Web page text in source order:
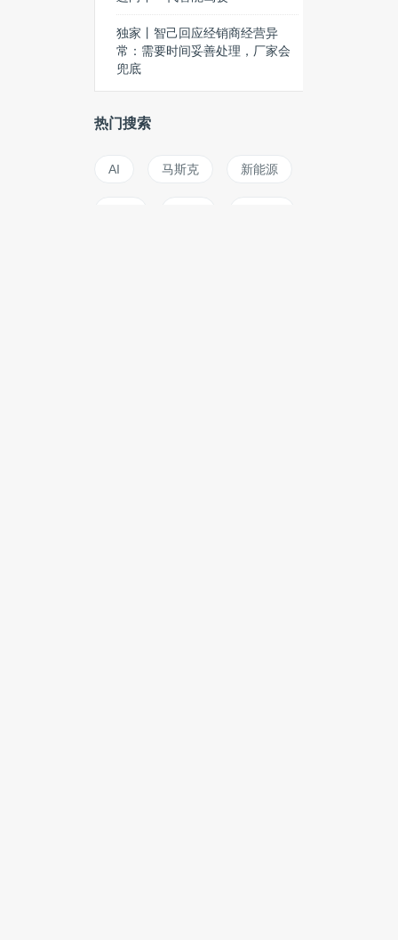
独家丨智己回应经销商经营异
常：需要时间妥善处理，厂家会
兜底
热门搜索
AI 马斯克 新能源